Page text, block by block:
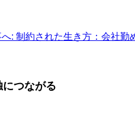
: 制約された生き方：会社勤
つながる